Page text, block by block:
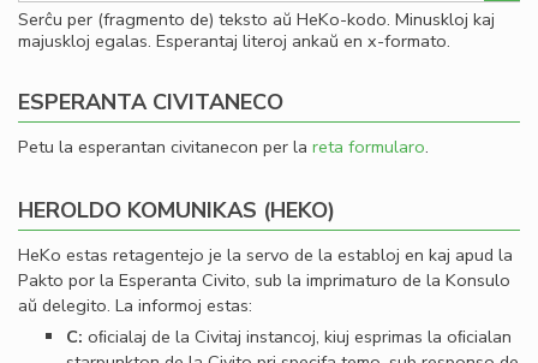
Serĉu per (fragmento de) teksto aŭ HeKo-kodo. Minuskloj kaj
majuskloj egalas. Esperantaj literoj ankaŭ en x-formato.
ESPERANTA CIVITANECO
Petu la esperantan civitanecon per la reta formularo.
HEROLDO KOMUNIKAS (HEKO)
HeKo estas retagentejo je la servo de la establoj en kaj apud la
Pakto por la Esperanta Civito, sub la imprimaturo de la Konsulo
aŭ delegito. La informoj estas:
C: oﬁcialaj de la Civitaj instancoj, kiuj esprimas la oﬁcialan